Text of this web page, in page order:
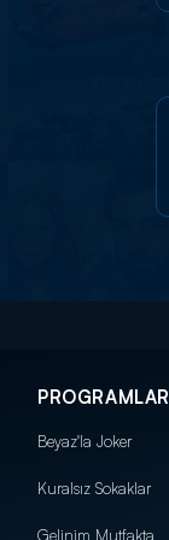
PROGRAMLAR
Beyaz'la Joker
Kuralsız Sokaklar
Gelinim Mutfakta